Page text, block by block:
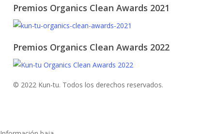
Premios Organics Clean Awards 2021
Premios Organics Clean Awards 2022
© 2022 Kun-tu. Todos los derechos reservados.